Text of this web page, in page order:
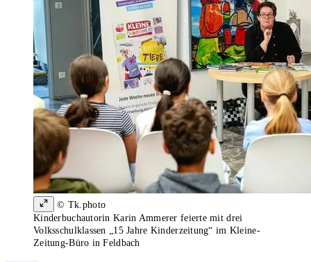
© Tk.photo
Kinderbuchautorin Karin Ammerer feierte mit drei
Volksschulklassen „15 Jahre Kinderzeitung“ im Kleine-
Zeitung-Büro in Feldbach